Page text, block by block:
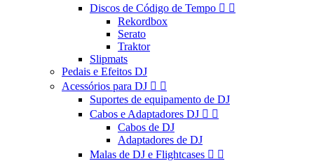
Discos de Código de Tempo  
Rekordbox
Serato
Traktor
Slipmats
Pedais e Efeitos DJ
Acessórios para DJ  
Suportes de equipamento de DJ
Cabos e Adaptadores DJ  
Cabos de DJ
Adaptadores de DJ
Malas de DJ e Flightcases  